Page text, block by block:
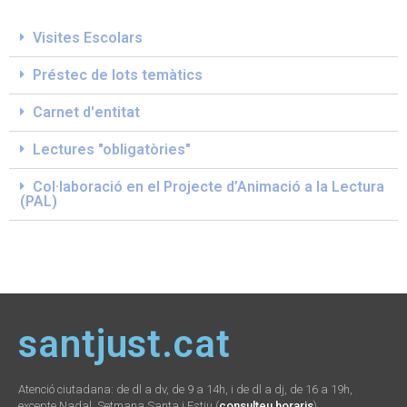
Visites Escolars
Préstec de lots temàtics
Carnet d'entitat
Lectures "obligatòries"
Col·laboració en el Projecte d’Animació a la Lectura
(PAL)
santjust.cat
Atenció ciutadana: de dl a dv, de 9 a 14h, i de dl a dj, de 16 a 19h,